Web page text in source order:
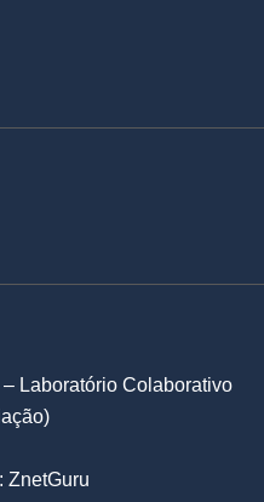
Laboratório Colaborativo
ZnetGuru